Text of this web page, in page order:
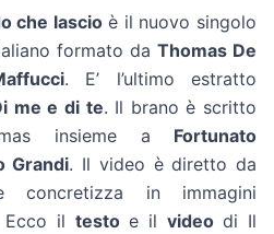
che lascioè il nuovo singolo
formato da Thomas De
. E’ l’ultimo estratto
me e di te. Il brano è scritto
insieme a Fortunato
Grandi. Il video è diretto da
concretizza in immagini
Ecco il testoe il videodi Il